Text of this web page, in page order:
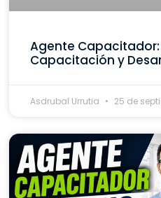
Agente Capacitador:
Capacitación y
Asdrubal Urrutia 25 de